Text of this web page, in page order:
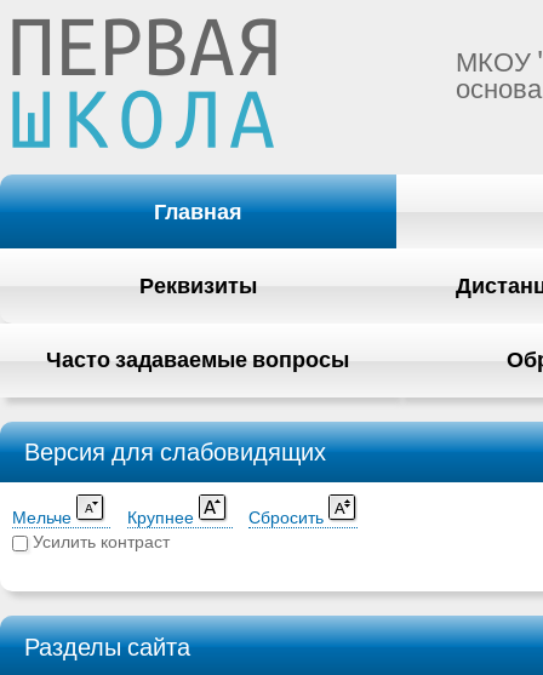
МКОУ
Главная
Реквизиты
Часто задаваемые вопросы
Версия для слабовидящих
Мельче Крупнее
Сбросить
Усилить контраст
Разделы сайта